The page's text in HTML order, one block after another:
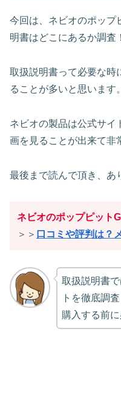
今回は、ネビオのポップ
明書はどこにあるか調査
取扱説明書って必要な時
ることが多いと思います。
ネビオの製品は公式サイ
画を見ることが出来て非
最後まで読んで頂き、あ
ネビオのポップピット
＞＞ 口コミや評判は？
取扱説明書
トを徹底調
購入する前